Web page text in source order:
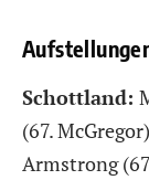
Schottland:
(67.
Armstrong